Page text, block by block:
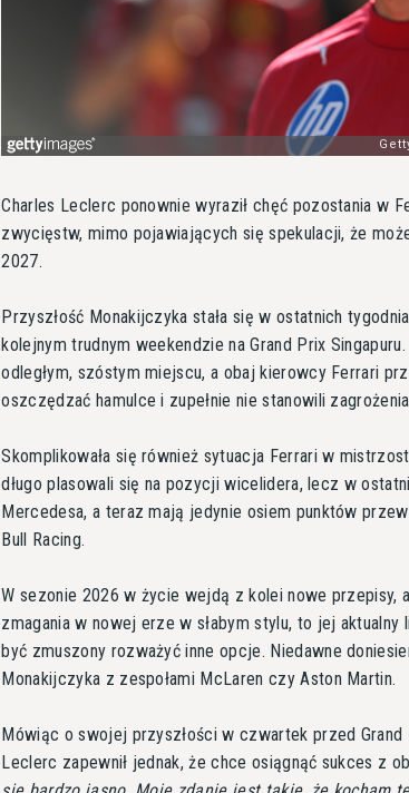
Charles Leclerc ponownie wyraził chęć pozostania w
zwycięstw, mimo pojawiających się spekulacji, że
2027.
Przyszłość Monakijczyka stała się w ostatnich
kolejnym trudnym weekendzie na Grand Prix
odległym, szóstym miejscu, a obaj kierowcy Ferrari
oszczędzać hamulce i zupełnie nie stanowili
Skomplikowała się również sytuacja Ferrari w
długo plasowali się na pozycji wicelidera, lecz w
Mercedesa, a teraz mają jedynie osiem punktów
Bull Racing.
W sezonie 2026 w życie wejdą z kolei nowe przepisy,
zmagania w nowej erze w słabym stylu, to jej
być zmuszony rozważyć inne opcje. Niedawne
Monakijczyka z zespołami McLaren czy Aston Martin.
Mówiąc o swojej przyszłości w czwartek przed
Leclerc zapewnił jednak, że chce osiągnąć sukces z